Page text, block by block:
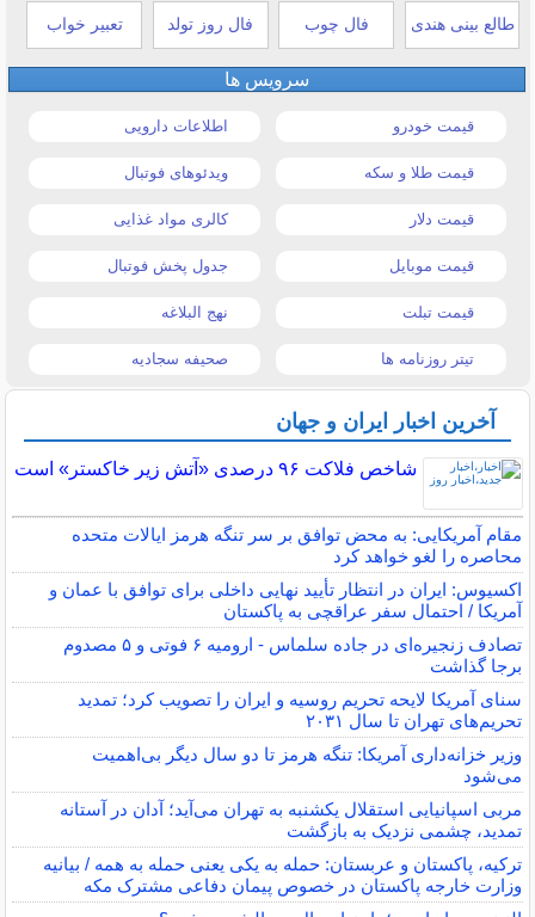
طالع بینی هندی فال چوب فال روز تولد تعبیر خواب
سرویس ها
قیمت خودرو اطلاعات دارویی
قیمت طلا و سکه ویدئوهای فوتبال
قیمت دلار کالری مواد غذایی
قیمت موبایل جدول پخش فوتبال
قیمت تبلت نهج البلاغه
تیتر روزنامه ها صحیفه سجادیه
آخرین اخبار ایران و جهان
شاخص فلاکت ۹۶ درصدی «آتش زیر خاکستر» است
مقام آمریکایی: به محض توافق بر سر تنگه هرمز ایالات متحده
محاصره را لغو خواهد کرد
اکسیوس: ایران در انتظار تأیید نهایی داخلی برای توافق با عمان و
آمریکا / احتمال سفر عراقچی به پاکستان
تصادف زنجیره‌ای در جاده سلماس - ارومیه ۶ فوتی و ۵ مصدوم
برجا گذاشت
سنای آمریکا لایحه تحریم روسیه و ایران را تصویب کرد؛ تمدید
تحریم‌های تهران تا سال ۲۰۳۱
وزیر خزانه‌داری آمریکا: تنگه هرمز تا دو سال دیگر بی‌اهمیت
می‌شود
مربی اسپانیایی استقلال یکشنبه به تهران می‌آید؛ آدان در آستانه
تمدید، چشمی نزدیک به بازگشت
ترکیه، پاکستان و عربستان: حمله به یکی یعنی حمله به همه / بیانیه
وزارت خارجه پاکستان در خصوص پیمان دفاعی مشترک مکه